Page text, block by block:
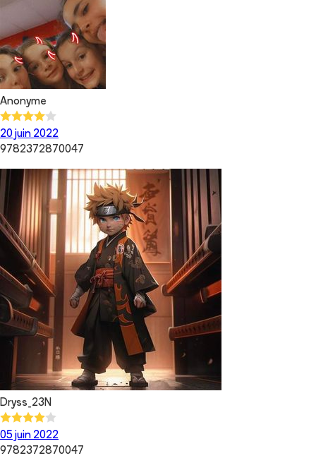
Anonyme
20 juin 2022
9782372870047
Dryss_23N
05 juin 2022
9782372870047